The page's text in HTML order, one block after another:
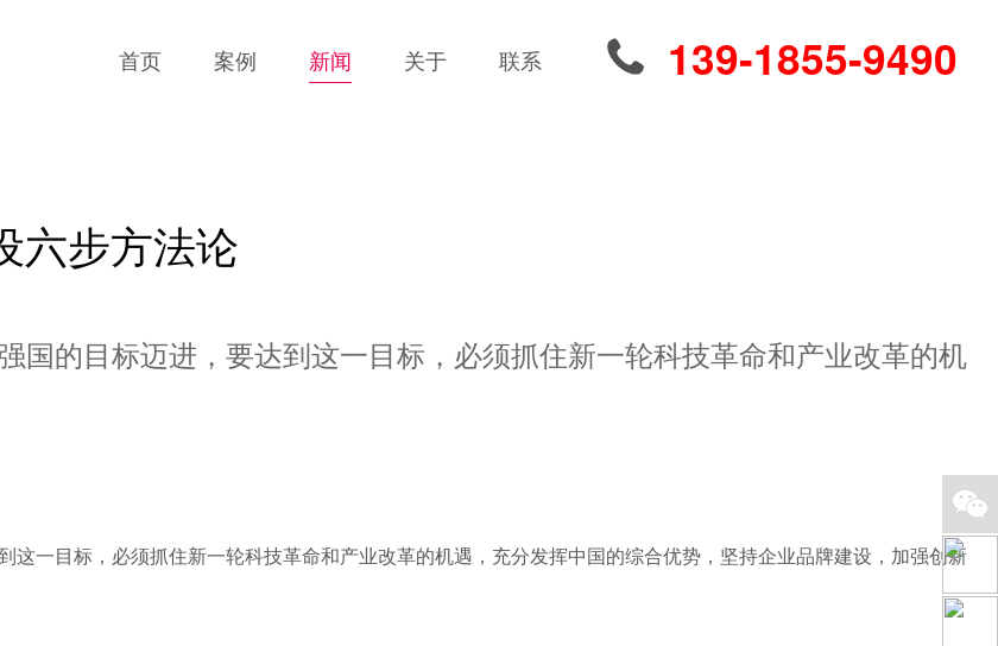
139-1855-9490
首页 案例 新闻 关于 联系
六步方法论
国的目标迈进，要达到这一目标，必须抓住新一轮科技革命和产业改革的机
一目标，必须抓住新一轮科技革命和产业改革的机遇，充分发挥中国的综合优势，坚持企业品牌建设，加强创新